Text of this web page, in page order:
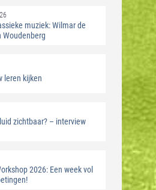
muziek: Wilmar de
Woudenberg
leren kijken
zichtbaar? – interview
2026: Een week vol